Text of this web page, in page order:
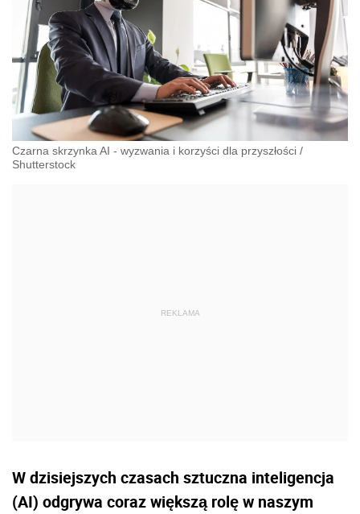
Czarna skrzynka AI - wyzwania i korzyści dla przyszłości /
Shutterstock
W dzisiejszych czasach sztuczna inteligencja
(AI) odgrywa coraz większą rolę w naszym